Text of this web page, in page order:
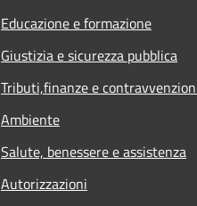
Educazione e formazione
Giustizia e sicurezza pubblica
Tributi,finanze e
Ambiente
Salute, benessere e assistenza
Autorizzazioni